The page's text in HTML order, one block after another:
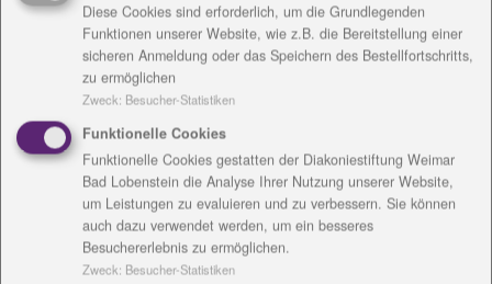
Diese Cookies sind erforderlich, um die Grundlegenden
Funktionen unserer Website, wie z.B. die Bereitstellung einer
sicheren Anmeldung oder das Speichern des Bestellfortschritts,
zu ermöglichen
Zweck: Besucher-Statistiken
Funktionelle Cookies
Funktionelle Cookies gestatten der Diakoniestiftung Weimar
Bad Lobenstein die Analyse Ihrer Nutzung unserer Website,
um Leistungen zu evaluieren und zu verbessern. Sie können
auch dazu verwendet werden, um ein besseres
Besuchererlebnis zu ermöglichen.
Zweck: Besucher-Statistiken